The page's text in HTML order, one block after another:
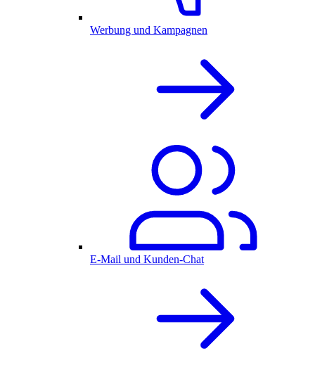
Werbung und Kampagnen
E-Mail und Kunden-Chat